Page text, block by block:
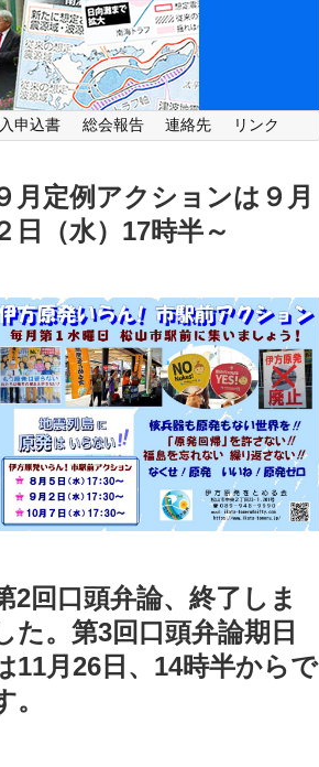
申込書 総会報告 連絡先 リンク
月定例アクションは９月
日（水） 17時半～
2回口頭弁論、終了しま
た。第3回口頭弁論期日
11月26日、14時半からで
。